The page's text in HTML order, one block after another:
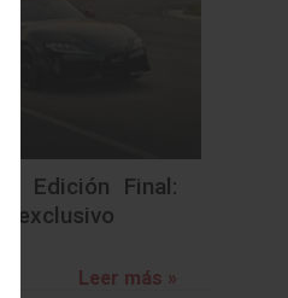
Edición Final:
exclusivo
Leer más »